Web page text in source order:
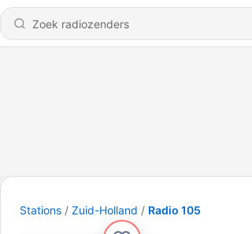
Stations Zuid-Holland Radio 105